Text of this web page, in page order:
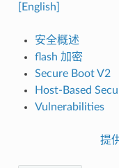
[English]
安全概述
flash 加密
Secure Boot V2
Host-Based
Vulnerabilities
提